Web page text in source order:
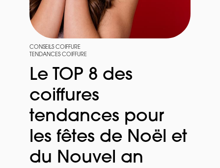
CONSEILS COIFFURE
TENDANCES COIFFURE
Le TOP 8 des
coiffures
tendances pour
les fêtes de Noël et
du Nouvel an